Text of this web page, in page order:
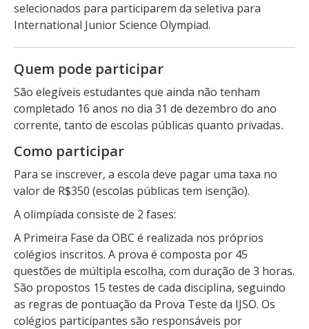
selecionados para participarem da seletiva para
International Junior Science Olympiad.
Quem pode participar
São elegíveis estudantes que ainda não tenham
completado 16 anos no dia 31 de dezembro do ano
corrente, tanto de escolas públicas quanto privadas.
Como participar
Para se inscrever, a escola deve pagar uma taxa no
valor de R$350 (escolas públicas tem isenção).
A olimpíada consiste de 2 fases:
A Primeira Fase da OBC é realizada nos próprios
colégios inscritos. A prova é composta por 45
questões de múltipla escolha, com duração de 3 horas.
São propostos 15 testes de cada disciplina, seguindo
as regras de pontuação da Prova Teste da IJSO. Os
colégios participantes são responsáveis por